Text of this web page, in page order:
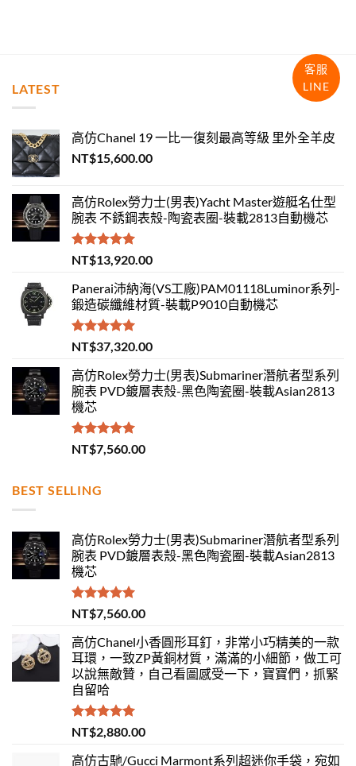
LATEST
高仿Chanel 19 一比一復刻最高等級 里外全羊皮
NT$15,600.00
高仿Rolex勞力士(男表)Yacht Master遊艇名仕型
腕表 不銹鋼表殼-陶瓷表圈-裝載2813自動機芯
評分5.00
滿分 5
NT$13,920.00
Panerai沛納海(VS工廠)PAM01118Luminor系列-
鍛造碳纖維材質-裝載P9010自動機芯
評分5.00
滿分 5
NT$37,320.00
高仿Rolex勞力士(男表)Submariner潛航者型系列
腕表 PVD鍍層表殼-黑色陶瓷圈-裝載Asian2813
機芯
評分 5.00
滿分 5
NT$7,560.00
BEST SELLING
高仿Rolex勞力士(男表)Submariner潛航者型系列
腕表 PVD鍍層表殼-黑色陶瓷圈-裝載Asian2813
機芯
評分 5.00
滿分 5
NT$7,560.00
高仿Chanel小香圓形耳釘，非常小巧精美的一款
耳環，一致ZP黃銅材質，滿滿的小細節，做工可
以說無敵贊，自己看圖感受一下，寶寶們，抓緊
自留哈
評分 5.00
滿分 5
NT$2,880.00
高仿古馳/Gucci Marmont系列超迷你手袋，宛如
客服
LINE